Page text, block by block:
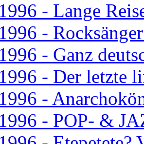
- Lange
-
- Ganz
- Der letzte
-
- POP- &